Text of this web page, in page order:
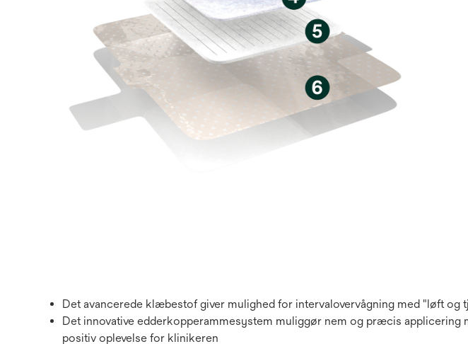
Det avancerede klæbestof giver mulighed for intervalovervågning med "løft og
Det innovative edderkopperammesystem muliggør nem og præcis applicering
positiv oplevelse for klinikeren